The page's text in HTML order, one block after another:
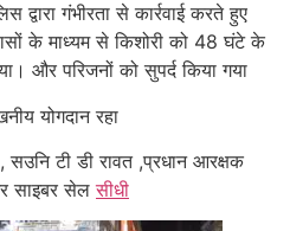
द्वारा गंभीरता से कार्रवाई करते हुए
के माध्यम से किशोरी को 48 घंटे के
और परिजनों को सुपर्द किया गया
योगदान रहा
सउनि टी डी रावत ,प्रधान आरक्षक
साइबर सेलसीधी